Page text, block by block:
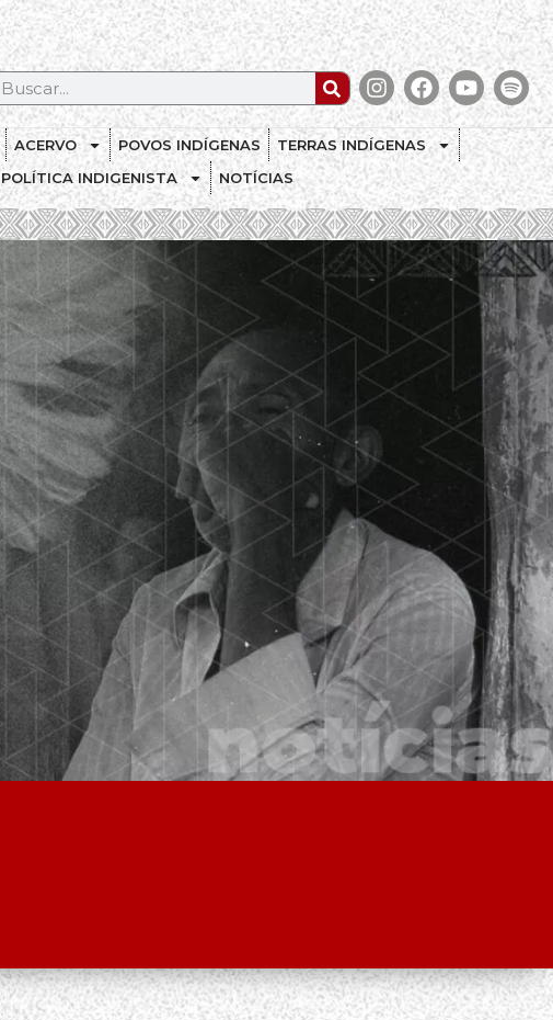
ACERVO POVOS INDÍGENAS
TERRAS INDÍGENAS
POLÍTICA INDIGENISTA
NOTÍCIAS